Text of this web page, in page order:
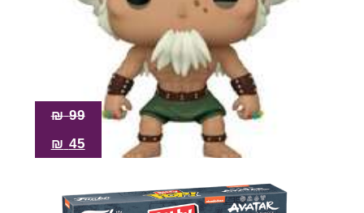
99
₪
45
₪